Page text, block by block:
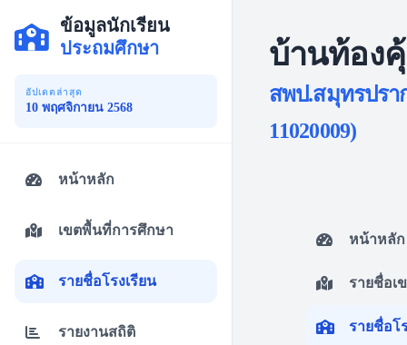
บ้านท้อง
สพป.สมุทรปรา
11020009)
หน้าหลัก
รายชื่อเ
รายชื่อโ
ข้อมูลนักเรียน
ประถมศึกษา
อัปเดตล่าสุด
10 พฤศจิกายน 2568
หน้าหลัก
เขตพื้นที่การศึกษา
รายชื่อโรงเรียน
รายงานสถิติ